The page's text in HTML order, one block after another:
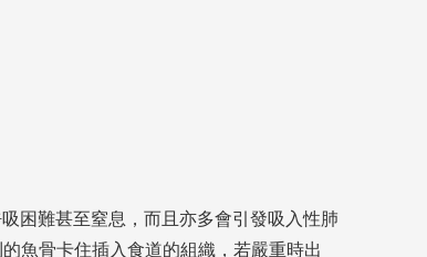
困難甚至窒息，而且亦多會引發吸入性肺
魚骨卡住插入食道的組織，若嚴重時出